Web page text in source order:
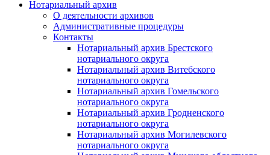
Нотариальный архив
О деятельности архивов
Административные процедуры
Контакты
Нотариальный архив Брестского
нотариального округа
Нотариальный архив Витебского
нотариального округа
Нотариальный архив Гомельского
нотариального округа
Нотариальный архив Гродненского
нотариального округа
Нотариальный архив Могилевского
нотариального округа